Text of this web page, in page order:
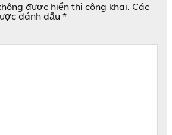
được hiển thị công khai. Các
đánh dấu *